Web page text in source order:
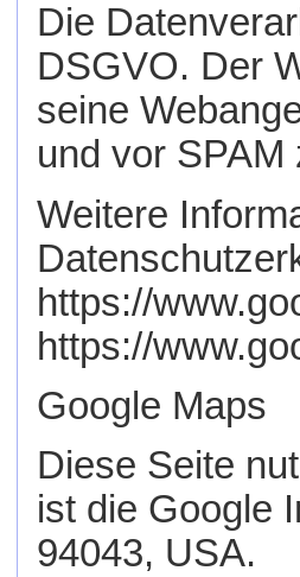
Die
DSGVO. Der
seine
und vor SPAM
Weitere
https://
https://
Google Maps
Diese Seite
ist die Google
94043, USA.